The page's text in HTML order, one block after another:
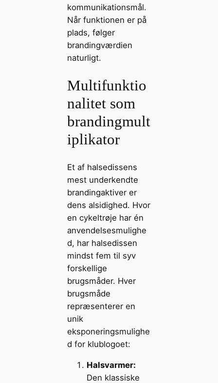
kommunikationsmål.
Når funktionen er på
plads, følger
brandingværdien
naturligt.
Multifunktio
nalitet som
brandingmult
iplikator
Et af halsedissens
mest underkendte
brandingaktiver er
dens alsidighed. Hvor
en cykeltrøje har én
anvendelsesmulighe
d, har halsedissen
mindst fem til syv
forskellige
brugsmåder. Hver
brugsmåde
repræsenterer en
unik
eksponeringsmulighe
d for klublogoet:
Halsvarmer:
Den klassiske